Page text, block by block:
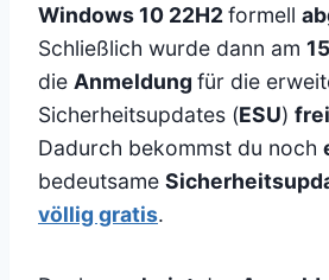
Windows 10 22H2formell
Schließlich wurde dann am
die Anmeldung für die
Sicherheitsupdates (ESU)
Dadurch bekommst du noch
bedeutsame
völlig gratis.